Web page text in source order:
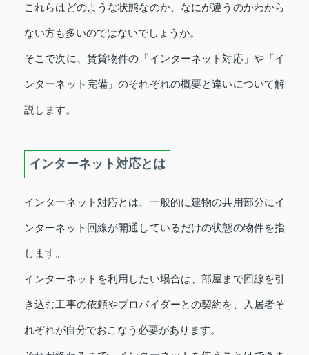
これらはどのような状態なのか、なにが違うのかわから
ない方も多いのではないでしょうか。
そこで次に、賃貸物件の「インターネット対応」や「イ
ンターネット完備」のそれぞれの概要と違いについて解
説します。
インターネット対応とは
インターネット対応とは、一般的に建物の共用部分にイ
ンターネット回線が開通しているだけの状態の物件を指
します。
インターネットを利用したい場合は、部屋まで回線を引
き込む工事の依頼やプロバイダーとの契約を、入居者そ
れぞれが自分でおこなう必要があります。